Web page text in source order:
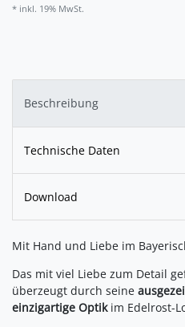
* inkl. 19% MwSt.
Beschreibung
Technische Daten
Download
Mit Hand und Liebe im
Das mit viel Liebe zum Detail
überzeugt durch seine
einzigartige Optik im Edelrost-